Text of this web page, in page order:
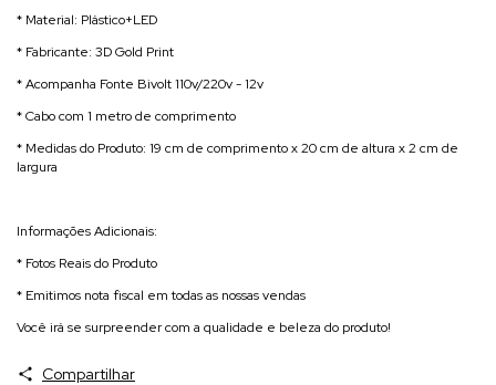
* Material: Plástico+LED
* Fabricante: 3D Gold Print
* Acompanha Fonte Bivolt 110v/220v - 12v
* Cabo com 1 metro de comprimento
* Medidas do Produto: 19 cm de comprimento x 20 cm de altura x 2 cm de
largura
Informações Adicionais:
* Fotos Reais do Produto
* Emitimos nota fiscal em todas as nossas vendas
Você irá se surpreender com a qualidade e beleza do produto!
Compartilhar